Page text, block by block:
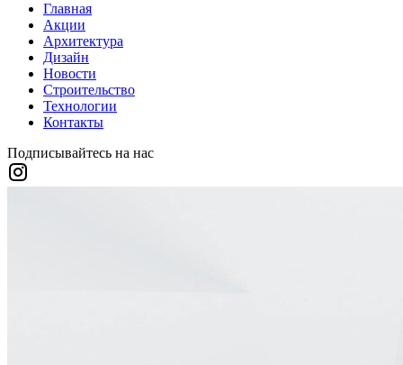
Главная
Акции
Архитектура
Дизайн
Новости
Строительство
Технологии
Контакты
Подписывайтесь на нас